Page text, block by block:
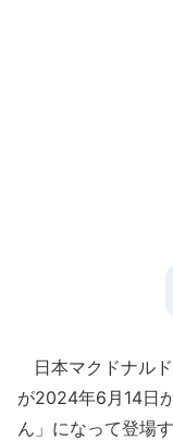
日本マクドナル
が2024年6月14日
ん」になって登場